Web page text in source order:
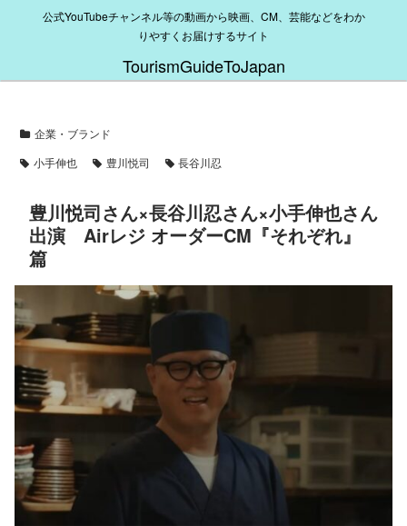
公式YouTubeチャンネル等の動画から映画、CM、芸能などをわか
りやすくお届けするサイト
TourismGuideToJapan
企業・ブランド
小手伸也
豊川悦司 長谷川忍
豊川悦司さん×長谷川忍さん×小手伸也さん
出演 Airレジ オーダーCM『それぞれ』
篇